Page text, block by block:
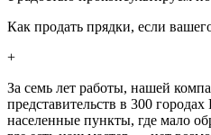
Как продать прядки, если
+
За семь лет работы, нашей
представительств в 300
населенные пункты, где мало